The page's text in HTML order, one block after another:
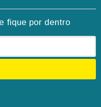
fique por dentro